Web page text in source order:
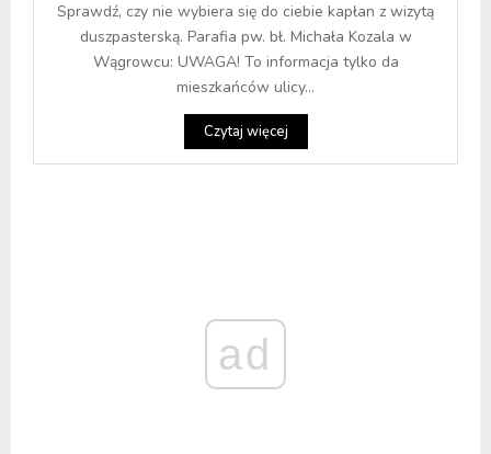
Sprawdź, czy nie wybiera się do ciebie kapłan z wizytą
duszpasterską. Parafia pw. bł. Michała Kozala w
Wągrowcu: UWAGA! To informacja tylko da
mieszkańców ulicy...
Czytaj więcej
ad